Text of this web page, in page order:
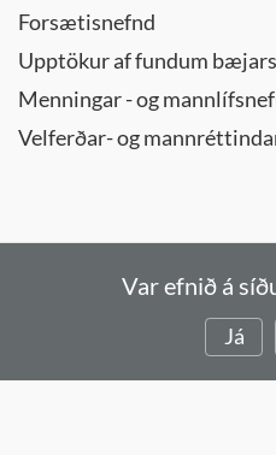
Forsætisnefnd
Upptökur af fundum
Menningar - og
Velferðar- og
Var efnið á
Já